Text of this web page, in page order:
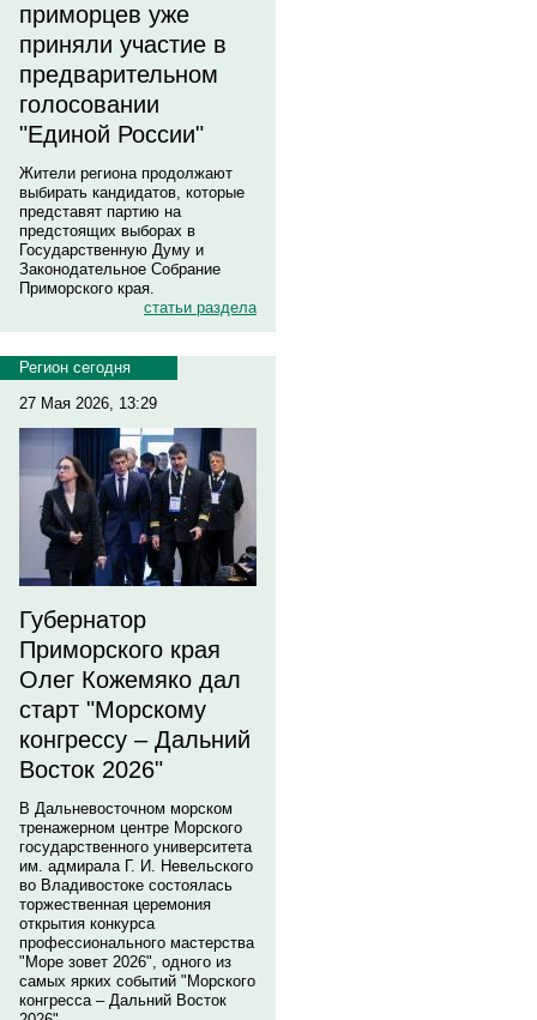
приморцев уже
приняли участие в
предварительном
голосовании
"Единой России"
Жители региона продолжают
выбирать кандидатов, которые
представят партию на
предстоящих выборах в
Государственную Думу и
Законодательное Собрание
Приморского края.
статьи раздела
Регион сегодня
27 Мая 2026, 13:29
Губернатор
Приморского края
Олег Кожемяко дал
старт "Морскому
конгрессу – Дальний
Восток 2026"
В Дальневосточном морском
тренажерном центре Морского
государственного университета
им. адмирала Г. И. Невельского
во Владивостоке состоялась
торжественная церемония
открытия конкурса
профессионального мастерства
"Море зовет 2026", одного из
самых ярких событий "Морского
конгресса – Дальний Восток